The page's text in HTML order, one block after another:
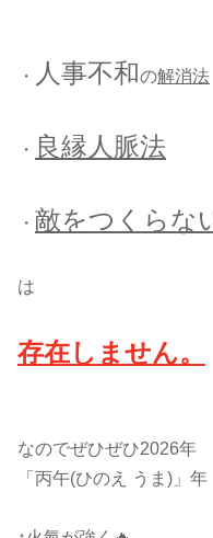
・ 人事不和の解消法
・ 良縁人脈法
・ 敵をつくらな
は
存在しません。
なのでぜひぜひ2026年
「丙午(ひのえ うま)」年